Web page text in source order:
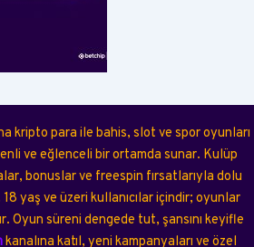
kripto para ile bahis, slot ve spor oyunları
ve eğlenceli bir ortamda sunar. Kulüp
bonuslar ve freespin fırsatlarıyla dolu
yaş ve üzeri kullanıcılar içindir; oyunlar
Oyun süreni dengede tut, şansını keyifle
kanalına katıl, yeni kampanyaları ve özel